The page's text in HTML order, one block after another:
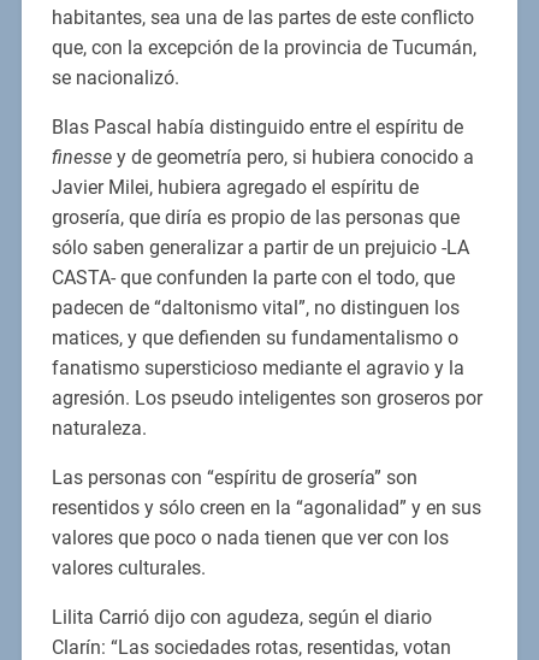
habitantes, sea una de las partes de este conflicto
que, con la excepción de la provincia de Tucumán,
se nacionalizó.
Blas Pascal había distinguido entre el espíritu de
finessey de geometría pero, si hubiera conocido a
Javier Milei, hubiera agregado el espíritu de
grosería, que diría es propio de las personas que
sólo saben generalizar a partir de un prejuicio -LA
CASTA- que confunden la parte con el todo, que
padecen de “daltonismo vital”, no distinguen los
matices, y que defienden su fundamentalismo o
fanatismo supersticioso mediante el agravio y la
agresión. Los pseudo inteligentes son groseros por
naturaleza.
Las personas con “espíritu de grosería” son
resentidos y sólo creen en la “agonalidad” y en sus
valores que poco o nada tienen que ver con los
valores culturales.
Lilita Carrió dijo con agudeza, según el diario
Clarín: “Las sociedades rotas, resentidas, votan